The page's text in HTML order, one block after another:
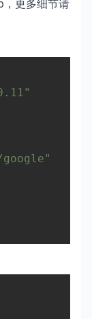
更多细节请